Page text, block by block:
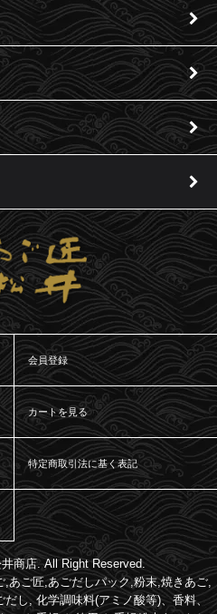
会員登録
カートを見る
特定商取引法に基く表記
商店. All Right Reserved.
あご匠,あごだしパック,粉末,焼きあご,
し, 化学調味料(アミノ酸等)、香料、